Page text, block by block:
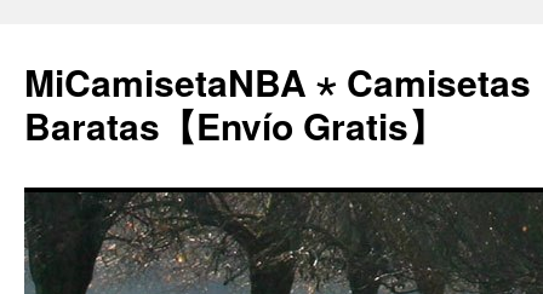
MiCamisetaNBA ⋆ Camisetas
Baratas【Envío Gratis】